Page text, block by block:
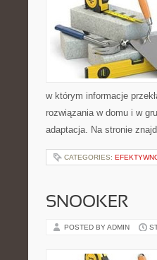
w którym informacje
rozwiązania w domu i w
adaptacja. Na stronie
CATEGORIES:
SNOOKER
POSTED BY ADMIN